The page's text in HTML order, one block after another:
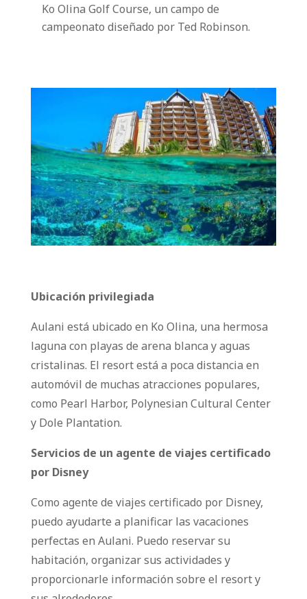
Ko Olina Golf Course, un campo de
campeonato diseñado por Ted Robinson.
Ubicación privilegiada
Aulani está ubicado en Ko Olina, una hermosa
laguna con playas de arena blanca y aguas
cristalinas. El resort está a poca distancia en
automóvil de muchas atracciones populares,
como Pearl Harbor, Polynesian Cultural Center
y Dole Plantation.
Servicios de un agente de viajes certificado
por Disney
Como agente de viajes certificado por Disney,
puedo ayudarte a planificar las vacaciones
perfectas en Aulani. Puedo reservar su
habitación, organizar sus actividades y
proporcionarle información sobre el resort y